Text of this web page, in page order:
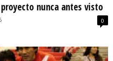
nunca antes visto
0